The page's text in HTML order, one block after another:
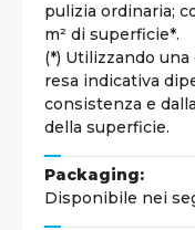
pulizia ordinaria;
m² di superficie*.
(*) Utilizzando una
resa indicativa
consistenza e
della superficie.
Packaging:
Disponibile nei